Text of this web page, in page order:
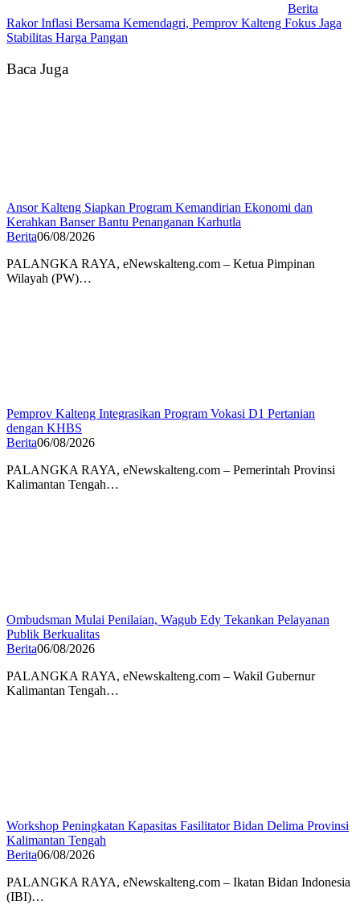
Berita
Rakor Inflasi Bersama Kemendagri, Pemprov Kalteng Fokus Jaga
Stabilitas Harga Pangan
Baca Juga
Ansor Kalteng Siapkan Program Kemandirian Ekonomi dan
Kerahkan Banser Bantu Penanganan Karhutla
Berita06/08/2026
PALANGKA RAYA, eNewskalteng.com – Ketua Pimpinan
Wilayah (PW)…
Pemprov Kalteng Integrasikan Program Vokasi D1 Pertanian
dengan KHBS
Berita06/08/2026
PALANGKA RAYA, eNewskalteng.com – Pemerintah Provinsi
Kalimantan Tengah…
Ombudsman Mulai Penilaian, Wagub Edy Tekankan Pelayanan
Publik Berkualitas
Berita06/08/2026
PALANGKA RAYA, eNewskalteng.com – Wakil Gubernur
Kalimantan Tengah…
Workshop Peningkatan Kapasitas Fasilitator Bidan Delima Provinsi
Kalimantan Tengah
Berita06/08/2026
PALANGKA RAYA, eNewskalteng.com – Ikatan Bidan Indonesia
(IBI)…